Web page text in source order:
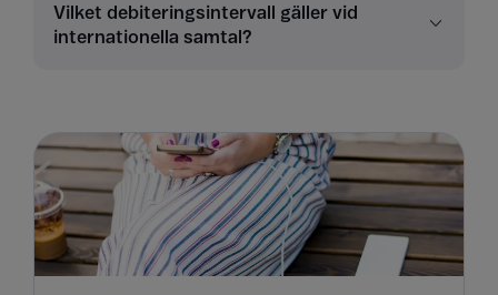
Vilket debiteringsintervall gäller vid
internationella samtal?